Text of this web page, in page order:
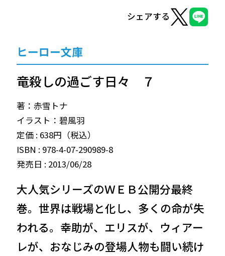
シェアする
ヒーロー文庫
竜殺しの過ごす日々 ７
著：赤雪トナ
イラスト：碧風羽
定価 : 638円（税込）
ISBN : 978-4-07-290989-8
発売日 : 2013/06/28
大人気シリーズのＷＥＢ公開分最終
巻。世界は戦場と化し、多くの命が失
われる。幸助が、エリスが、ウィアー
レが、おなじみの登場人物も闘い続け